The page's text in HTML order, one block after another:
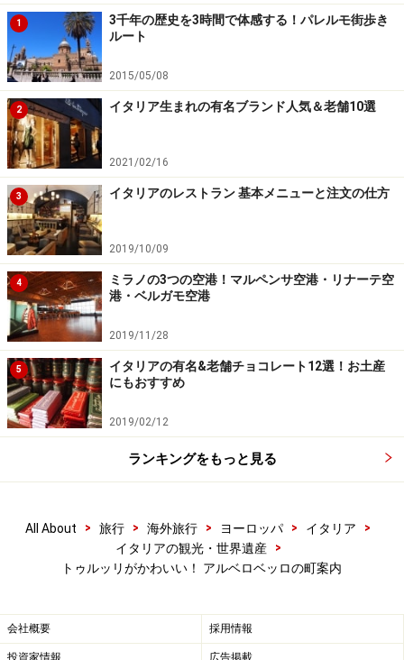
トゥルッロをモチーフにしたアルベロベッロのお土産の数々
(c)Ewa Kawamura
お土産屋さんになったトゥルッロが並ぶモンテ・サン・ミケ
ーレ通り (c)Ewa Kawamura
モンティ地区にあるメインストリート、モンテ・サン・
ミケーレ通り（via Monte S. Michele）は、お土産屋さん
が軒を連ねて賑わう観光の中心です。
有名なお土産屋さんもここにあります。アルベロベッロ
ならではのお土産といえばやっぱり、石材でつくられた
トゥルッロのミニチュア。ほかにもナプキンやテーブル
クロスなどの地元の伝統工芸の織物、手描き陶器（州内
の有名な陶器の町グロッタリエ産が多い）、思い思いに
造形されてカラフルに着色された素焼きの粘土でできた
笛（フィスキエット）などが典型的なお土産です。
(c)Ewa Kawamura
1
3千年の歴史を3時間で体感する！パレルモ街歩き
ルート
2015/05/08
2 イタリア生まれの有名ブランド人気＆老舗10選
2021/02/16
3 イタリアのレストラン 基本メニューと注文の仕方
2019/10/09
4
ミラノの3つの空港！マルペンサ空港・リナーテ空
港・ベルガモ空港
2019/11/28
5
イタリアの有名&老舗チョコレート12選！お土産
にもおすすめ
2019/02/12
ランキングをもっと見る
All About > 旅行 > 海外旅行 > ヨーロッパ > イタリア
>
イタリアの観光・世界遺産
>
トゥルッリがかわいい！ アルベロベッロの町案内
会社概要 採用情報
投資家情報 広告掲載